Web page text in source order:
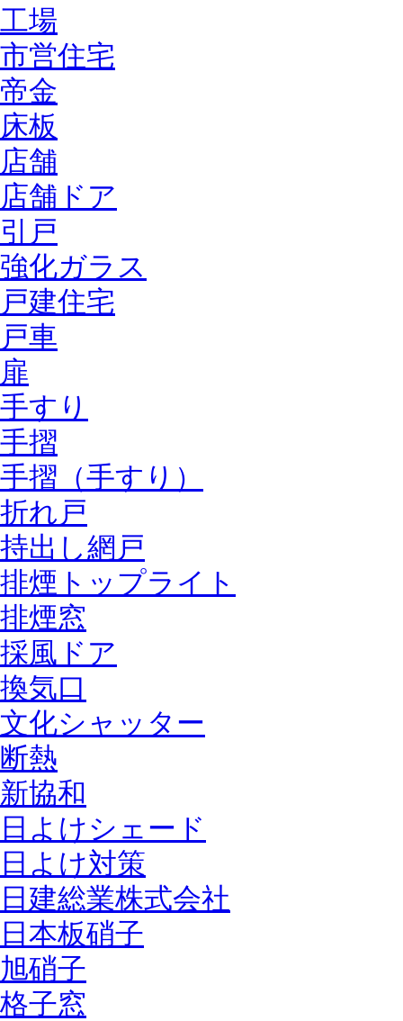
工場
市営住宅
帝金
床板
店舗
店舗ドア
引戸
強化ガラス
戸建住宅
戸車
扉
手すり
手摺
手摺（手すり）
折れ戸
持出し網戸
排煙トップライト
排煙窓
採風ドア
換気口
文化シャッター
断熱
新協和
日よけシェード
日よけ対策
日建総業株式会社
日本板硝子
旭硝子
格子窓